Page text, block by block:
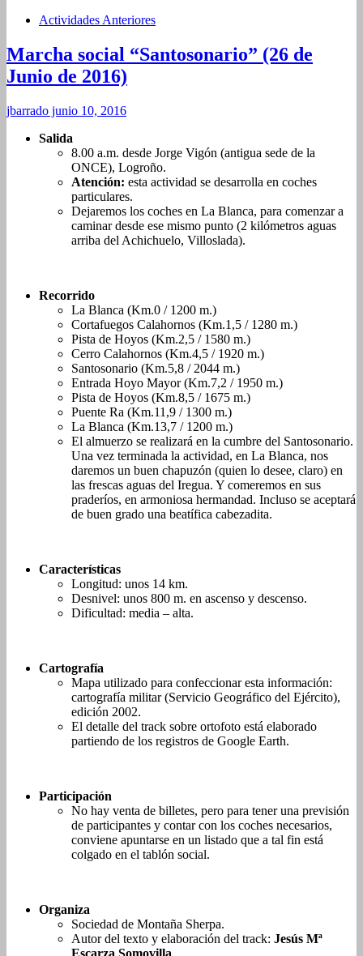
Actividades Anteriores
Marcha social “Santosonario” (26 de
Junio de 2016)
jbarrado junio 10, 2016
Salida
8.00 a.m. desde Jorge Vigón (antigua sede de la
ONCE), Logroño.
Atención: esta actividad se desarrolla en coches
particulares.
Dejaremos los coches en La Blanca, para comenzar a
caminar desde ese mismo punto (2 kilómetros aguas
arriba del Achichuelo, Villoslada).
Recorrido
La Blanca (Km.0 / 1200 m.)
Cortafuegos Calahornos (Km.1,5 / 1280 m.)
Pista de Hoyos (Km.2,5 / 1580 m.)
Cerro Calahornos (Km.4,5 / 1920 m.)
Santosonario (Km.5,8 / 2044 m.)
Entrada Hoyo Mayor (Km.7,2 / 1950 m.)
Pista de Hoyos (Km.8,5 / 1675 m.)
Puente Ra (Km.11,9 / 1300 m.)
La Blanca (Km.13,7 / 1200 m.)
El almuerzo se realizará en la cumbre del Santosonario.
Una vez terminada la actividad, en La Blanca, nos
daremos un buen chapuzón (quien lo desee, claro) en
las frescas aguas del Iregua. Y comeremos en sus
praderíos, en armoniosa hermandad. Incluso se aceptará
de buen grado una beatífica cabezadita.
Características
Longitud: unos 14 km.
Desnivel: unos 800 m. en ascenso y descenso.
Dificultad: media – alta.
Cartografía
Mapa utilizado para confeccionar esta información:
cartografía militar (Servicio Geográfico del Ejército),
edición 2002.
El detalle del track sobre ortofoto está elaborado
partiendo de los registros de Google Earth.
Participación
No hay venta de billetes, pero para tener una previsión
de participantes y contar con los coches necesarios,
conviene apuntarse en un listado que a tal fin está
colgado en el tablón social.
Organiza
Sociedad de Montaña Sherpa.
Autor del texto y elaboración del track: Jesús Mª
Escarza Somovilla